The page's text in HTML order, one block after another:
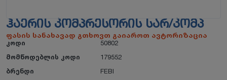
ᲰᲐᲔᲠᲘᲡ ᲙᲝᲛᲞᲠᲔᲡᲝᲠᲘᲡ ᲡᲐᲠ/ᲙᲝᲛᲞ
ფასის სანახავად გთხოვთ გაიაროთ ავტორიზაცია
კოდი
50802
მომწოდებლის კოდი
179552
ბრენდი
FEBI